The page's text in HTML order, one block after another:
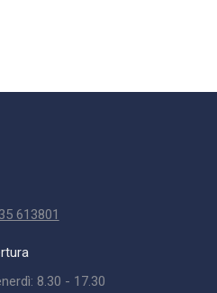
613801
8.30 - 17.30